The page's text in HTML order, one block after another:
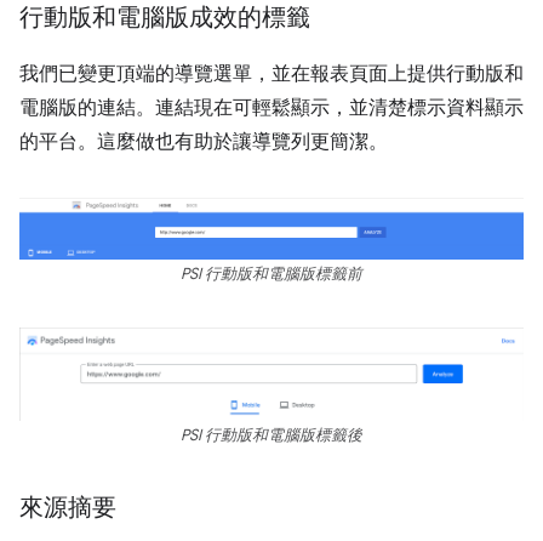
行動版和電腦版成效的標籤
我們已變更頂端的導覽選單，並在報表頁面上提供行動版和
電腦版的連結。連結現在可輕鬆顯示，並清楚標示資料顯示
的平台。這麼做也有助於讓導覽列更簡潔。
PSI 行動版和電腦版標籤前
PSI 行動版和電腦版標籤後
來源摘要